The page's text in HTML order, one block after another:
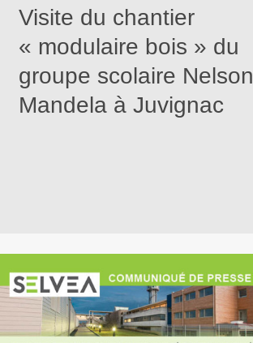
Visite du chantier
« modulaire bois » du
groupe scolaire Nelson
Mandela à Juvignac